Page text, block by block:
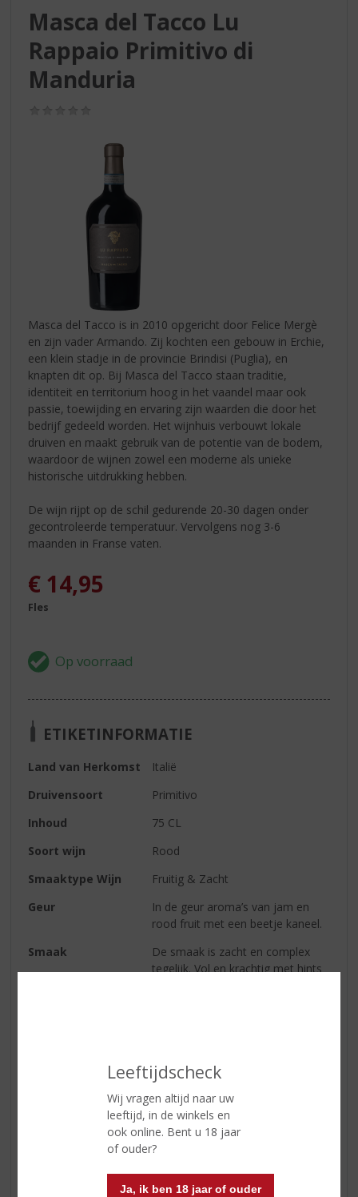
Leeftijdscheck
Wij vragen altijd naar uw
leeftijd, in de winkels en
ook online. Bent u 18 jaar
of ouder?
Ja, ik ben 18 jaar of ouder
Masca del Tacco Lu
Rappaio Primitivo di
Manduria
Masca del Tacco is in 2010 opgericht door Felice Mergè
en zijn vader Armando. Zij kochten een gebouw in Erchie,
een klein stadje in de provincie Brindisi (Puglia), en
knapten dit op. Bij Masca del Tacco staan traditie,
identiteit en territorium hoog in het vaandel maar ook
passie, toewijding en ervaring zijn waarden die door het
bedrijf gedeeld worden. Het wijnhuis verbouwt lokale
druiven en maakt gebruik van de potentie van de bodem,
waardoor de wijnen zowel een moderne als unieke
historische uitdrukking hebben.
De wijn rijpt op de schil gedurende 20-30 dagen onder
gecontroleerde temperatuur. Vervolgens nog 3-6
maanden in Franse vaten.
€ 14,95
Fles
ETIKETINFORMATIE
Land van Herkomst
Italië
Druivensoort
Primitivo
Inhoud
75 CL
Soort wijn
Rood
Smaaktype Wijn
Fruitig & Zacht
Geur
In de geur aroma’s van jam en
rood fruit met een beetje kaneel.
Smaak
De smaak is zacht en complex
tegelijk. Vol en krachtig met hints
Reviews
Schrijf een review
Er zijn nog geen reviews geplaatst voor dit product